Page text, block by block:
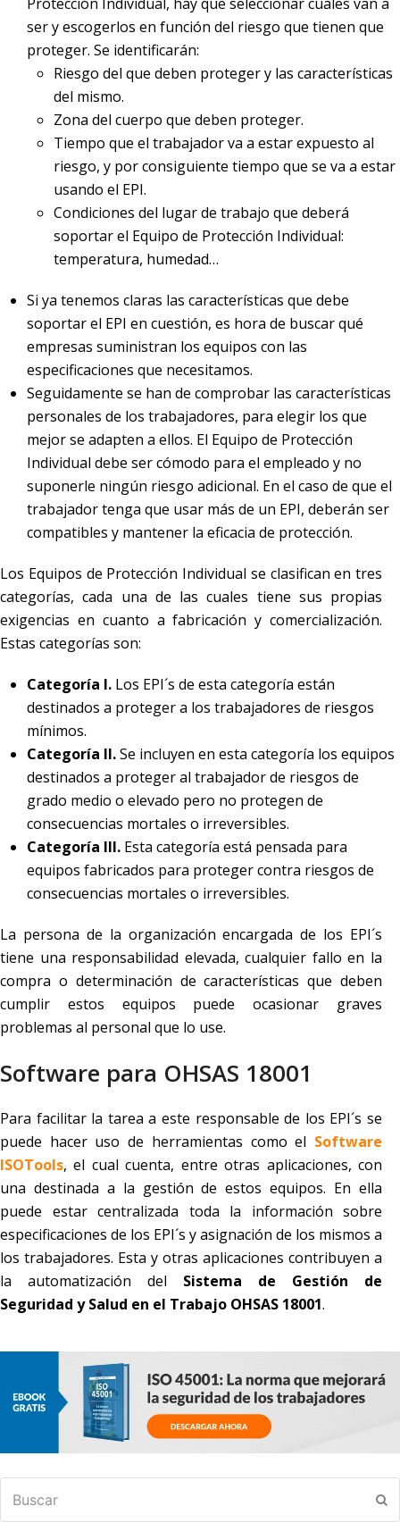
Protección Individual, hay que seleccionar cuales van a
ser y escogerlos en función del riesgo que tienen que
proteger. Se identificarán:
Riesgo del que deben proteger y las características
del mismo.
Zona del cuerpo que deben proteger.
Tiempo que el trabajador va a estar expuesto al
riesgo, y por consiguiente tiempo que se va a estar
usando el EPI.
Condiciones del lugar de trabajo que deberá
soportar el Equipo de Protección Individual:
temperatura, humedad…
Si ya tenemos claras las características que debe
soportar el EPI en cuestión, es hora de buscar qué
empresas suministran los equipos con las
especificaciones que necesitamos.
Seguidamente se han de comprobar las características
personales de los trabajadores, para elegir los que
mejor se adapten a ellos. El Equipo de Protección
Individual debe ser cómodo para el empleado y no
suponerle ningún riesgo adicional. En el caso de que el
trabajador tenga que usar más de un EPI, deberán ser
compatibles y mantener la eficacia de protección.
Los Equipos de Protección Individual se clasifican en tres
categorías, cada una de las cuales tiene sus propias
exigencias en cuanto a fabricación y comercialización.
Estas categorías son:
Categoría I. Los EPI´s de esta categoría están
destinados a proteger a los trabajadores de riesgos
mínimos.
Categoría II.Se incluyen en esta categoría los equipos
destinados a proteger al trabajador de riesgos de
grado medio o elevado pero no protegen de
consecuencias mortales o irreversibles.
Categoría III. Esta categoría está pensada para
equipos fabricados para proteger contra riesgos de
consecuencias mortales o irreversibles.
La persona de la organización encargada de los EPI´s
tiene una responsabilidad elevada, cualquier fallo en la
compra o determinación de características que deben
cumplir estos equipos puede ocasionar graves
problemas al personal que lo use.
Software para OHSAS 18001
Para facilitar la tarea a este responsable de los EPI´s se
puede hacer uso de herramientas como el Software
ISOTools, el cual cuenta, entre otras aplicaciones, con
una destinada a la gestión de estos equipos. En ella
puede estar centralizada toda la información sobre
especificaciones de los EPI´s y asignación de los mismos a
los trabajadores. Esta y otras aplicaciones contribuyen a
la automatización del Sistema de Gestión de
Seguridad y Salud en el Trabajo OHSAS 18001.